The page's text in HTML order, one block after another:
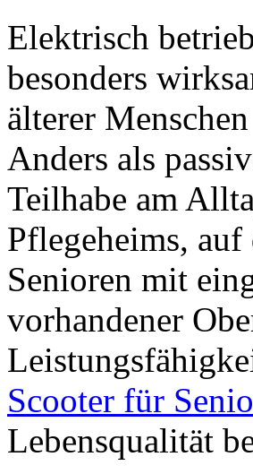
Elektrisch
besonders
älterer
Anders als
Teilhabe am
Pflegeheims,
Senioren mit
vorhandener
Scooter für
Lebensqualität